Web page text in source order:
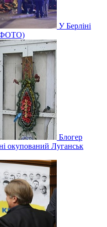
У Берліні
(ФОТО)
Блогер
окупований Луганськ